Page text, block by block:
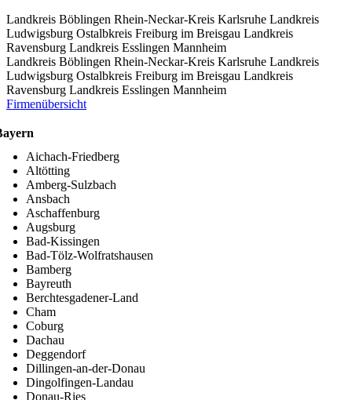
Landkreis Böblingen Rhein-Neckar-Kreis Karlsruhe Landkreis
Ludwigsburg Ostalbkreis Freiburg im Breisgau Landkreis
Ravensburg Landkreis Esslingen Mannheim
Landkreis Böblingen Rhein-Neckar-Kreis Karlsruhe Landkreis
Ludwigsburg Ostalbkreis Freiburg im Breisgau Landkreis
Ravensburg Landkreis Esslingen Mannheim
Firmenübersicht
Aichach-Friedberg
Altötting
Amberg-Sulzbach
Ansbach
Aschaffenburg
Augsburg
Bad-Kissingen
Bad-Tölz-Wolfratshausen
Bamberg
Bayreuth
Berchtesgadener-Land
Cham
Coburg
Dachau
Deggendorf
Dillingen-an-der-Donau
Dingolfingen-Landau
Donau-Ries